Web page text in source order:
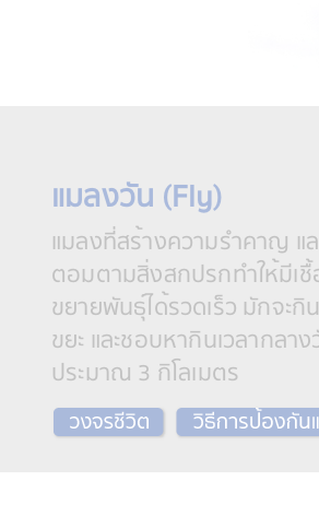
แมลงวัน (Fly)
แมลงที่สร้างความรำคาญ แ
ตอมตามสิ่งสกปรกทำให้มีเ
ขยายพันธุ์ได้รวดเร็ว มักจะ
ขยะ และชอบหากินเวลากล
ประมาณ 3 กิโลเมตร